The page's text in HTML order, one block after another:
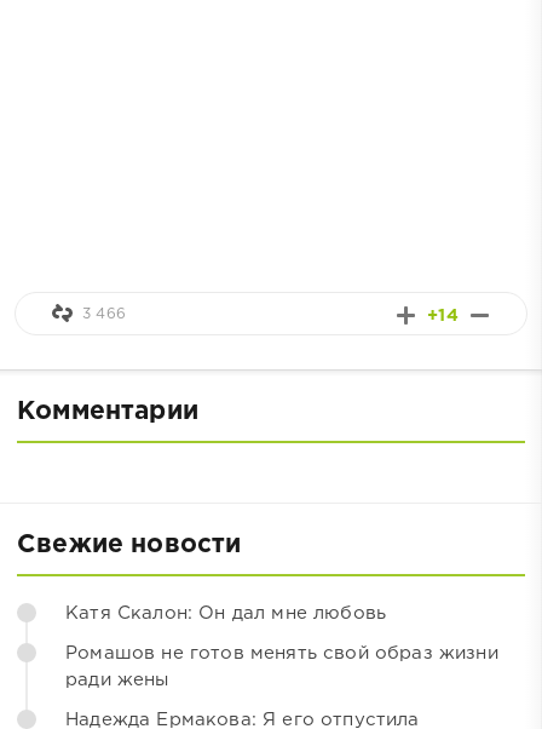
+14
3 466
Комментарии
Свежие новости
Катя Скалон: Он дал мне любовь
Ромашов не готов менять свой образ жизни
ради жены
Надежда Ермакова: Я его отпустила